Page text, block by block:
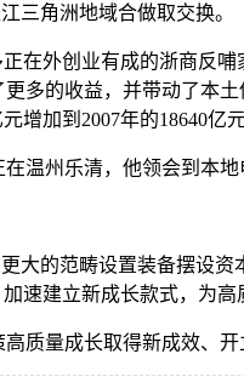
三角洲地域合做取交换。
外创业有成的浙商反哺
多的收益，并带动了本
加到2007年的18640亿元
州乐清，他领会到本地
的范畴设置装备摆设资
速建立新成长款式，为高
量成长取得新成效、开